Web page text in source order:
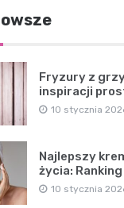
Fryzury z
inspiracji
10 stycznia
Najlepszy
życia:
10 stycznia